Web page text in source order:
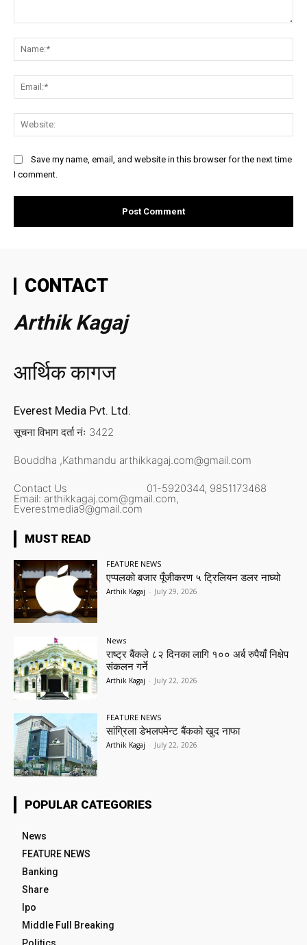
Save my name, email, and website in this browser for the next time
I comment.
CONTACT
Arthik Kagaj
आर्थिक कागज
Everest Media Pvt. Ltd.
सूचना विभाग दर्ता नंः 3422
Bouddha ,Kathmandu arthikkagaj.com@gmail.com
Contact Us 01-5920344, 9851173468
Email: arthikkagaj.com@gmail.com,
Everestmedia9@gmail.com
MUST READ
FEATURE NEWS
एप्पलको बजार पूँजीकरण ५ ट्रिलियन डलर नाघ्यो
Arthik Kagaj - July 29, 2026
News
राष्ट्र बैंकले ८२ दिनका लागि १०० अर्ब रुपैयाँ निक्षेप
संकलन गर्ने
Arthik Kagaj - July 22, 2026
FEATURE NEWS
सांग्रिला डेभलपमेन्ट बैंकको खुद नाफा
Arthik Kagaj - July 22, 2026
POPULAR CATEGORIES
News
FEATURE NEWS
Banking
Share
Ipo
Middle Full Breaking
Politics